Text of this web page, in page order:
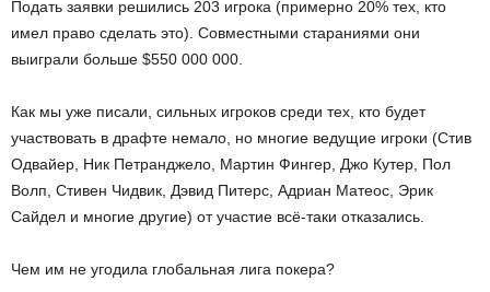
Подать заявки решились 203 игрока (примерно 20% тех, кто
имел право сделать это). Совместными стараниями они
выиграли больше $550 000 000.
Как мы уже писали, сильных игроков среди тех, кто будет
участвовать в драфте немало, но многие ведущие игроки (Стив
Одвайер, Ник Петранджело, Мартин Фингер, Джо Кутер, Пол
Волп, Стивен Чидвик, Дэвид Питерс, Адриан Матеос, Эрик
Сайдел и многие другие) от участие всё-таки отказались.
Чем им не угодила глобальная лига покера?